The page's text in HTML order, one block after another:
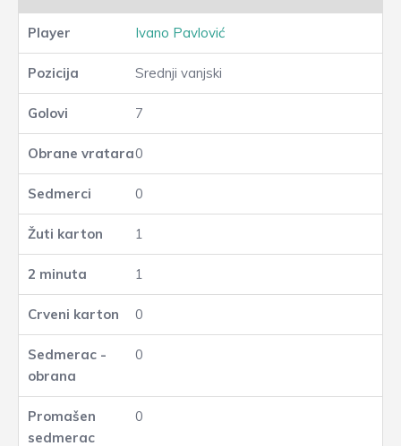
Ivano Pavlović
Srednji vanjski
7
0
0
1
1
0
0
0